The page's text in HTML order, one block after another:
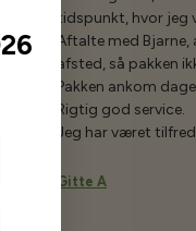
tidspunkt, hvor jeg
Aftalte med
afsted, så pakken
Pakken ankom
Rigtig god service.
Jeg har været
Gitte A